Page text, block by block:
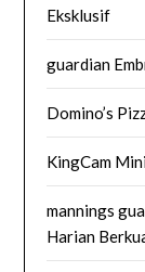
Eksklusif
guardian
Domino’s
KingCam
mannings
Harian